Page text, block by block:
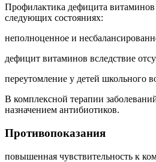
Профилактика дефицита
следующих состояниях:
неполноценное и
дефицит витаминов вследствие
переутомление у детей школьного
В комплексной терапии
назначением антибиотиков.
Противопоказания
повышенная чувствительность к